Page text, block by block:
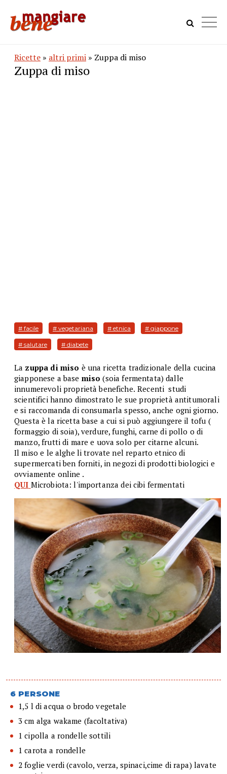
Ricette » altri primi » Zuppa di miso
Zuppa di miso
# facile # vegetariana # etnica # giappone
# salutare # diabete
La zuppa di miso è una ricetta tradizionale della cucina
giapponese a base miso(soia fermentata) dalle
innumerevoli proprietà benefiche. Recenti studi
scientifici hanno dimostrato le sue proprietà antitumorali
e si raccomanda di consumarla spesso, anche ogni giorno.
Questa è la ricetta base a cui si può aggiungere il tofu (
formaggio di soia), verdure, funghi, carne di pollo o di
manzo, frutti di mare e uova solo per citarne alcuni.
Il miso e le alghe li trovate nel reparto etnico di
supermercati ben forniti, in negozi di prodotti biologici e
ovviamente online .
QUI Microbiota: l'importanza dei cibi fermentati
6 PERSONE
1,5 l di acqua o brodo vegetale
3 cm alga wakame (facoltativa)
1 cipolla a rondelle sottili
1 carota a rondelle
2 foglie verdi (cavolo, verza, spinaci,cime di rapa) lavate